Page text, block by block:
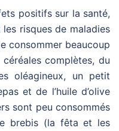
positifs sur la santé,
risques de maladies
consommer beaucoup
complètes, du
oléagineux, un petit
et de l’huile d’olive
sont peu consommés
brebis (la fêta et les